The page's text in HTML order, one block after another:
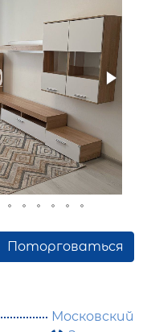
Поторговаться
Московский